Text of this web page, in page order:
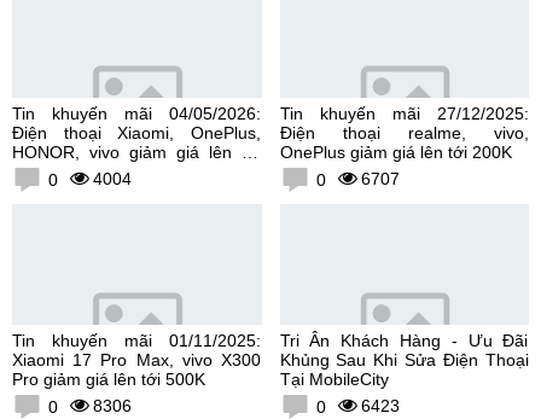
Tin khuyến mãi 04/05/2026:
Điện thoại Xiaomi, OnePlus,
HONOR, vivo giảm giá lên tới
300K0 4004
Tin khuyến mãi 27/12/2025:
Điện thoại realme, vivo,
OnePlus giảm giá lên tới 200K
0
6707
Tin khuyến mãi 01/11/2025:
Xiaomi 17 Pro Max, vivo X300
Pro giảm giá lên tới 500K
0
8306
Tri Ân Khách Hàng - Ưu Đãi
Khủng Sau Khi Sửa Điện Thoại
Tại MobileCity
0
6423